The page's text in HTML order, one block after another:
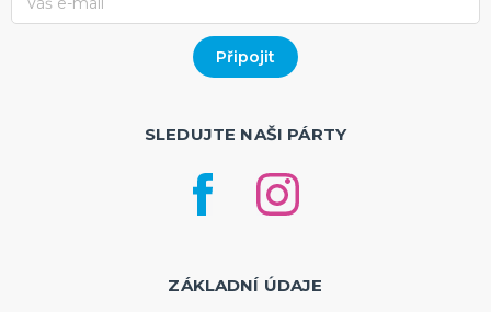
SLEDUJTE NAŠI PÁRTY
ZÁKLADNÍ ÚDAJE